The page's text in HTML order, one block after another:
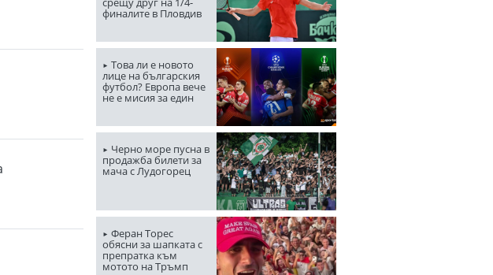
финалите в Пловдив
Това ли е новото
лице на българския
футбол? Европа вече
не е мисия за един
Черно море пусна в
продажба билети за
мача с Лудогорец
Феран Торес
обясни за шапката с
препратка към
мотото на Тръмп